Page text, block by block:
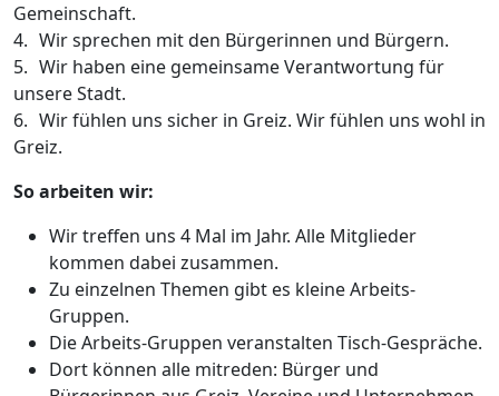
Gemeinschaft.
4. Wir sprechen mit den Bürgerinnen und Bürgern.
5. Wir haben eine gemeinsame Verantwortung für
unsere Stadt.
6. Wir fühlen uns sicher in Greiz. Wir fühlen uns wohl in
Greiz.
So arbeiten wir:
Wir treffen uns 4 Mal im Jahr. Alle Mitglieder
kommen dabei zusammen.
Zu einzelnen Themen gibt es kleine Arbeits-
Gruppen.
Die Arbeits-Gruppen veranstalten Tisch-Gespräche.
Dort können alle mitreden: Bürger und